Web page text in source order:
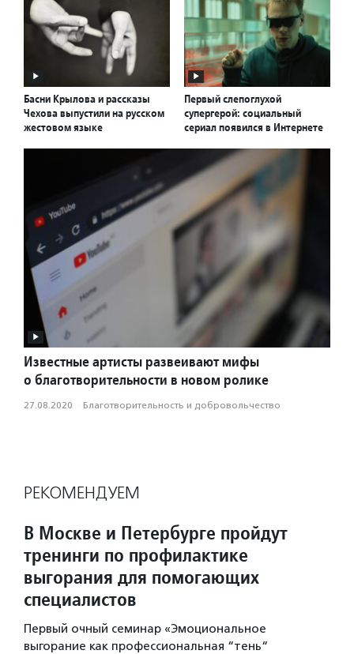
Басни Крылова и рассказы
Чехова выпустили на русском
жестовом языке
Первый слепоглухой
супергерой: социальный
сериал появился в Интернете
Известные артисты развеивают мифы
о благотворительности в новом ролике
27.08.2020 · Благотвори­тель­ность и доброволь­чест­во
РЕКОМЕНДУЕМ
В Москве и Петербурге пройдут
тренинги по профилактике
выгорания для помогающих
специалистов
Первый очный семинар «Эмоциональное
выгорание как профессиональная “тень“